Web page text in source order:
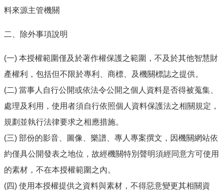
料來源主管機關
二、除外事項說明
(一) 本授權範圍僅及於著作權保護之範圍，不及於其他智慧財
產權利，包括但不限於專利、商標、及機關標誌之提供。
(二) 當事人自行公開或依法令公開之個人資料是否得被蒐集、
處理及利用，使用者須自行依照個人資料保護法之相關規定，
規劃並執行法律要求之相應措施。
(三) 部份的影音、圖像、樂譜、專人專案撰文，因機關網站依
約僅具公開發表之地位，故經機關特別聲明須經同意方可使用
的素材，不在本授權範圍之內。
(四) 使用本授權提供之資料與素材，不得惡意變更其相關資